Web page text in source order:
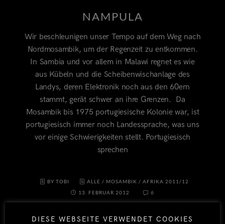
NAMPULA
Wir beschleunigen unser Tempo auf dem Weg nach
Nordmosambik, um der Regenzeit zu entkommen.
In Sambia und vor allem in Malawi regnet es wie
aus Kübeln und die Scheibenwischanlage des
Landys, deren Elektronik noch aus den 60ern
stammt, gerät schwer an ihre Grenzen. Da
Mosambik bis 1975 portugiesische Kolonie war, ist
portugiesisch immer noch Landessprache, was uns
vor einige Schwierigkeiten stellt. Portugiesisch
sprechen
BY TOBI ALLE / MOSAMBIK /AFRIKA 2011/12
13. FEBRUAR 2012
6
DIESE WEBSEITE VERWENDET COOKIES